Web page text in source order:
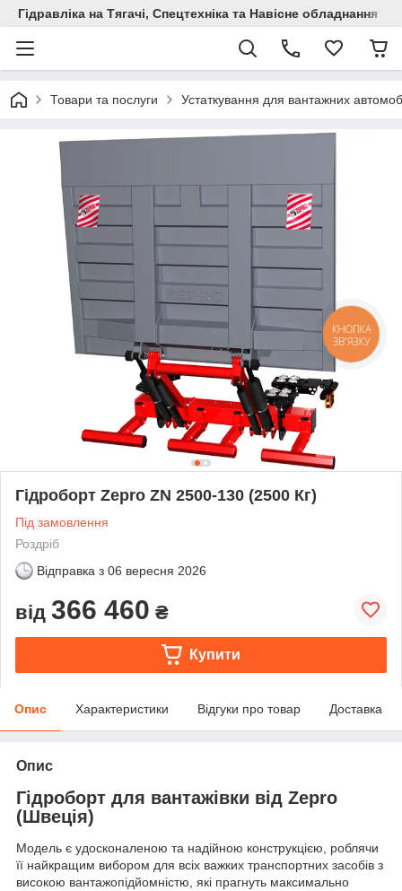
Гідравліка на Тягачі, Спецтехніка та Навісне обладнання
Товари та послуги Устаткування для вантажних
Гідроборт Zepro ZN 2500-130 (2500 Кг)
Під замовлення
Роздріб
Відправка з 06 вересня 2026
від 366 460 ₴
Купити
Опис Характеристики Відгуки про товар Доставка
Опис
Гідроборт для вантажівки від Zepro
(Швеція)
Модель є удосконаленою та надійною конструкцією, роблячи
її найкращим вибором для всіх важких транспортних засобів з
високою вантажопідйомністю, які прагнуть максимально
КНОПКА
ЗВ'ЯЗКУ